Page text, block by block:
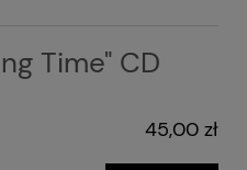
Time" CD
45,00 zł